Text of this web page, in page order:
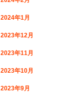
2024年1月
2023年12月
2023年11月
2023年10月
2023年9月